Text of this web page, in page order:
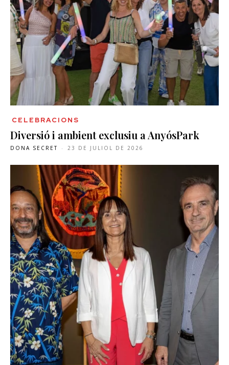
CELEBRACIONS
Diversió i ambient exclusiu a AnyósPark
DONA SECRET - 23 DE JULIOL DE 2026